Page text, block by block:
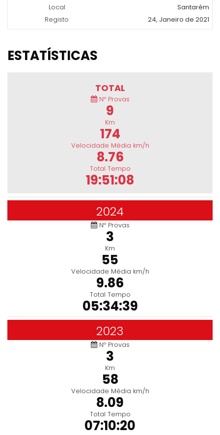
Local
Santarém
Registo
24, Janeiro de 2021
ESTATÍSTICAS
TOTAL
Nº Provas
9
Km
174
Velocidade Média km/h
8.76
Total Tempo
19:51:08
2024
Nº Provas
3
Km
55
Velocidade Média km/h
9.86
Total Tempo
05:34:39
2023
Nº Provas
3
Km
58
Velocidade Média km/h
8.09
Total Tempo
07:10:20